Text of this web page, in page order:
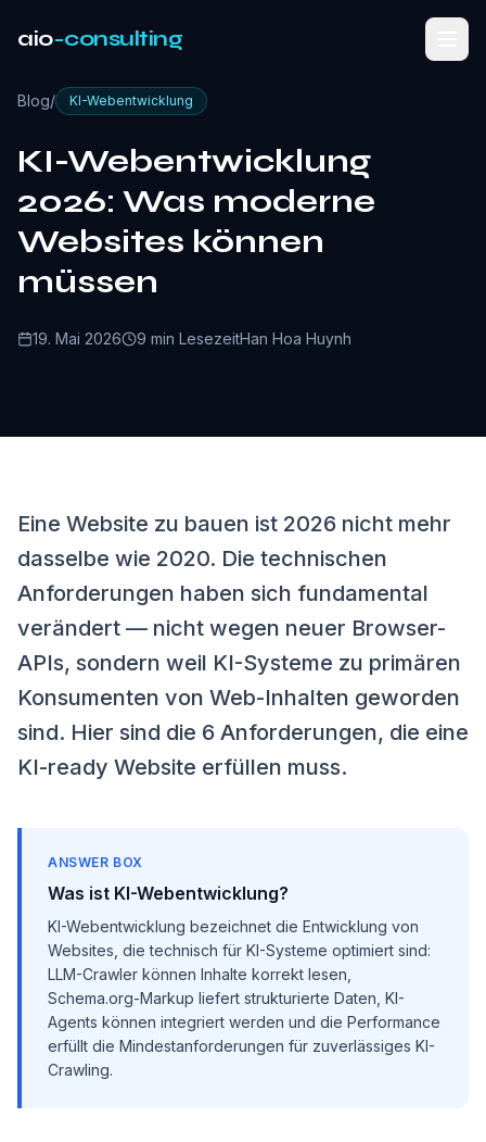
aio-consulting
Blog/ KI-Webentwicklung
KI-Webentwicklung
2026: Was moderne
Websites können
müssen
19. Mai 2026 9 min LesezeitHan Hoa Huynh
Eine Website zu bauen ist 2026 nicht mehr
dasselbe wie 2020. Die technischen
Anforderungen haben sich fundamental
verändert — nicht wegen neuer Browser-
APIs, sondern weil KI-Systeme zu primären
Konsumenten von Web-Inhalten geworden
sind. Hier sind die 6 Anforderungen, die eine
KI-ready Website erfüllen muss.
ANSWER BOX
Was ist KI-Webentwicklung?
KI-Webentwicklung bezeichnet die Entwicklung von
Websites, die technisch für KI-Systeme optimiert sind:
LLM-Crawler können Inhalte korrekt lesen,
Schema.org-Markup liefert strukturierte Daten, KI-
Agents können integriert werden und die Performance
erfüllt die Mindestanforderungen für zuverlässiges KI-
Crawling.